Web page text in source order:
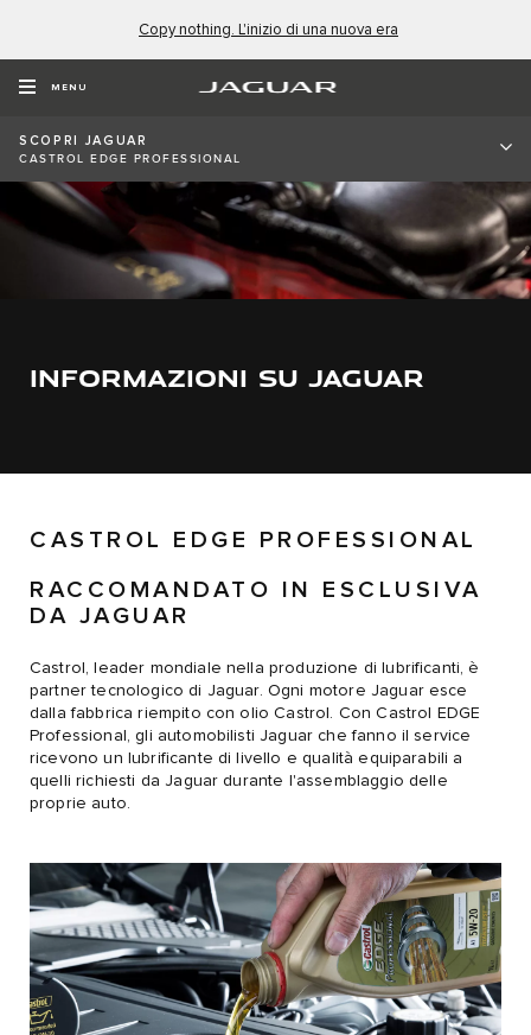
Copy nothing. L'inizio di una nuova era
MENU
SCOPRI JAGUAR
CASTROL EDGE PROFESSIONAL
INFORMAZIONI SU JAGUAR
CASTROL EDGE PROFESSIONAL
RACCOMANDATO IN ESCLUSIVA
DA JAGUAR
Castrol, leader mondiale nella produzione di lubrificanti, è
partner tecnologico di Jaguar. Ogni motore Jaguar esce
dalla fabbrica riempito con olio Castrol. Con Castrol EDGE
Professional, gli automobilisti Jaguar che fanno il service
ricevono un lubrificante di livello e qualità equiparabili a
quelli richiesti da Jaguar durante l'assemblaggio delle
proprie auto.